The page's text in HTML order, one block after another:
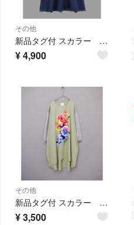
その他
新品タグ付 スカラー 162658：レース付きアメリカン風スカラーちゃん配色OP
¥4,900
その他
新品タグ付 スカラー 142699：花柄シフォンドットジャガード切替ワンピース
¥3,500